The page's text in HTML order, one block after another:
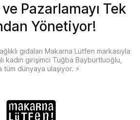
Pazarlamayı Tek
Yönetiyor!
gıdaları Makarna Lütfen markasıyla
kadın girişimci Tuğba Bayburtluoğlu,
tüm dünyaya ulaşıyor. ⚡️